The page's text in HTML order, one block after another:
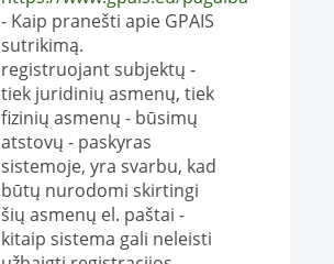
- Kaip pranešti apie GPAIS
sutrikimą.
registruojant subjektų -
tiek juridinių asmenų, tiek
fizinių asmenų - būsimų
atstovų - paskyras
sistemoje, yra svarbu, kad
būtų nurodomi skirtingi
šių asmenų el. paštai -
kitaip sistema gali neleisti